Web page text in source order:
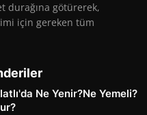
durağına götürerek,
için gereken tüm
Ne Yenir?Ne Yemeli?